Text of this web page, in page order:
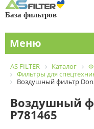
База фильтров
Меню
AS FILTER Каталог
Фильтры для
Воздушный фильтр
Воздушный
P781465